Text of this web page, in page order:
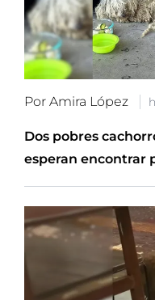
Por Amira López
Dos pobres
esperan encontrar